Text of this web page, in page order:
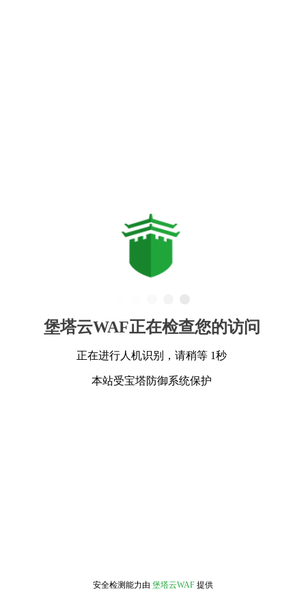
堡塔云WAF正在检查您的访问
正在进行人机识别，请稍等 1秒
本站受宝塔防御系统保护
安全检测能力由 堡塔云WAF 提供